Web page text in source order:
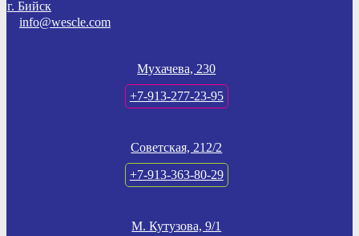
г. Бийск
info@wescle.com
Мухачева, 230
+7-913-277-23-95
Советская, 212/2
+7-913-363-80-29
М. Кутузова, 9/1